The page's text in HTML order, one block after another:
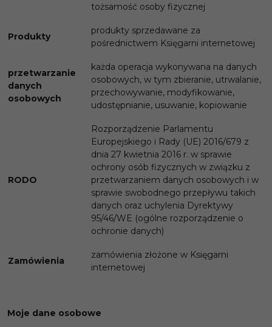
tożsamość osoby fizycznej
Produkty
produkty sprzedawane za
pośrednictwem Księgarni internetowej
przetwarzanie
danych
osobowych
każda operacja wykonywana na danych
osobowych, w tym zbieranie, utrwalanie,
przechowywanie, modyfikowanie,
udostępnianie, usuwanie, kopiowanie
RODO
Rozporządzenie Parlamentu
Europejskiego i Rady (UE) 2016/679 z
dnia 27 kwietnia 2016 r. w sprawie
ochrony osób fizycznych w związku z
przetwarzaniem danych osobowych i w
sprawie swobodnego przepływu takich
danych oraz uchylenia Dyrektywy
95/46/WE (ogólne rozporządzenie o
ochronie danych)
Zamówienia
zamówienia złożone w Księgarni
internetowej
Moje dane osobowe